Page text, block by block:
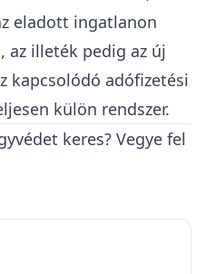
is
a kedvezmény
lakások
után kelljen